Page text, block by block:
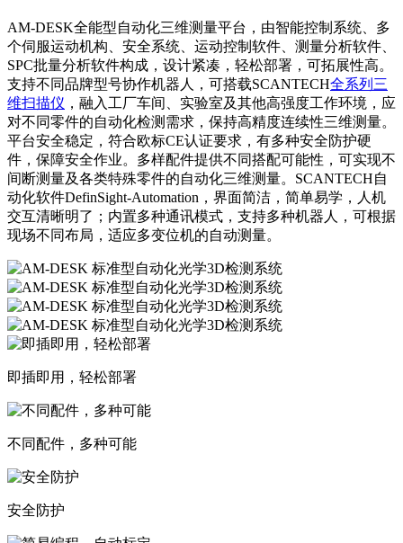
AM-DESK全能型自动化三维测量平台，由智能控制系统、多
个伺服运动机构、安全系统、运动控制软件、测量分析软件、
SPC批量分析软件构成，设计紧凑，轻松部署，可拓展性高。
支持不同品牌型号协作机器人，可搭载SCANTECH全系列三
维扫描仪 ，融入工厂车间、实验室及其他高强度工作环境，应
对不同零件的自动化检测需求，保持高精度连续性三维测量。
平台安全稳定，符合欧标CE认证要求，有多种安全防护硬
件，保障安全作业。多样配件提供不同搭配可能性，可实现不
间断测量及各类特殊零件的自动化三维测量。SCANTECH自
动化软件DefinSight-Automation，界面简洁，简单易学，人机
交互清晰明了；内置多种通讯模式，支持多种机器人，可根据
现场不同布局，适应多变位机的自动测量。
即插即用，轻松部署
不同配件，多种可能
安全防护